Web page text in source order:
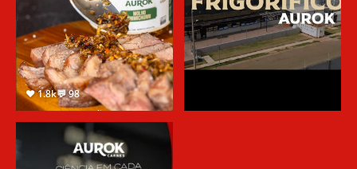
♥ 1.8k💬 98